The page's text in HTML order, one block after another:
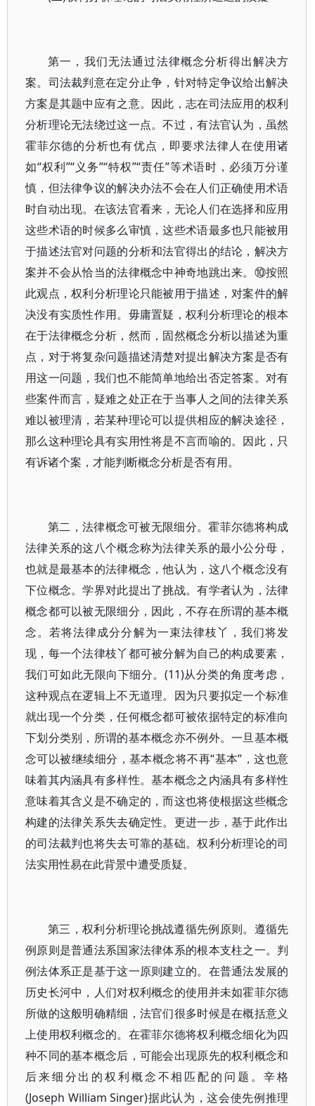
第一，我们无法通过法律概念分析得出解决方
案。司法裁判意在定分止争，针对特定争议给出解决
方案是其题中应有之意。因此，志在司法应用的权利
分析理论无法绕过这一点。不过，有法官认为，虽然
霍菲尔德的分析也有优点，即要求法律人在使用诸
如“权利”“义务”“特权”“责任”等术语时，必须万分谨
慎，但法律争议的解决办法不会在人们正确使用术语
时自动出现。在该法官看来，无论人们在选择和应用
这些术语的时候多么审慎，这些术语最多也只能被用
于描述法官对问题的分析和法官得出的结论，解决方
案并不会从恰当的法律概念中神奇地跳出来。⑩按照
此观点，权利分析理论只能被用于描述，对案件的解
决没有实质性作用。毋庸置疑，权利分析理论的根本
在于法律概念分析，然而，固然概念分析以描述为重
点，对于将复杂问题描述清楚对提出解决方案是否有
用这一问题，我们也不能简单地给出否定答案。对有
些案件而言，疑难之处正在于当事人之间的法律关系
难以被理清，若某种理论可以提供相应的解决途径，
那么这种理论具有实用性将是不言而喻的。因此，只
有诉诸个案，才能判断概念分析是否有用。
第二，法律概念可被无限细分。霍菲尔德将构成
法律关系的这八个概念称为法律关系的最小公分母，
也就是最基本的法律概念，他认为，这八个概念没有
下位概念。学界对此提出了挑战。有学者认为，法律
概念都可以被无限细分，因此，不存在所谓的基本概
念。若将法律成分分解为一束法律枝丫，我们将发
现，每一个法律枝丫都可被分解为自己的构成要素，
我们可如此无限向下细分。(11)从分类的角度考虑，
这种观点在逻辑上不无道理。因为只要拟定一个标准
就出现一个分类，任何概念都可被依据特定的标准向
下划分类别，所谓的基本概念亦不例外。一旦基本概
念可以被继续细分，基本概念将不再“基本”，这也意
味着其内涵具有多样性。基本概念之内涵具有多样性
意味着其含义是不确定的，而这也将使根据这些概念
构建的法律关系失去确定性。更进一步，基于此作出
的司法裁判也将失去可靠的基础。权利分析理论的司
法实用性易在此背景中遭受质疑。
第三，权利分析理论挑战遵循先例原则。遵循先
例原则是普通法系国家法律体系的根本支柱之一。判
例法体系正是基于这一原则建立的。在普通法发展的
历史长河中，人们对权利概念的使用并未如霍菲尔德
所做的这般明确精细，法官们很多时候是在概括意义
上使用权利概念的。在霍菲尔德将权利概念细化为四
种不同的基本概念后，可能会出现原先的权利概念和
后来细分出的权利概念不相匹配的问题。辛格
(Joseph William Singer)据此认为，这会使先例推理